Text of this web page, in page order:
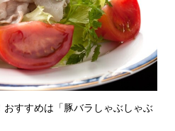
すすめは「豚バラしゃぶしゃぶ